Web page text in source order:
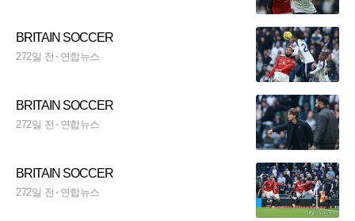
BRITAIN SOCCER
272일 전 연합뉴스
BRITAIN SOCCER
272일 전 연합뉴스
BRITAIN SOCCER
272일 전 연합뉴스